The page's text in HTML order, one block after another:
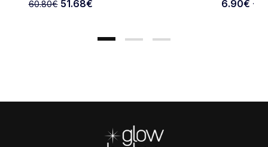
60.80€ 51.68€ 6.90€ -